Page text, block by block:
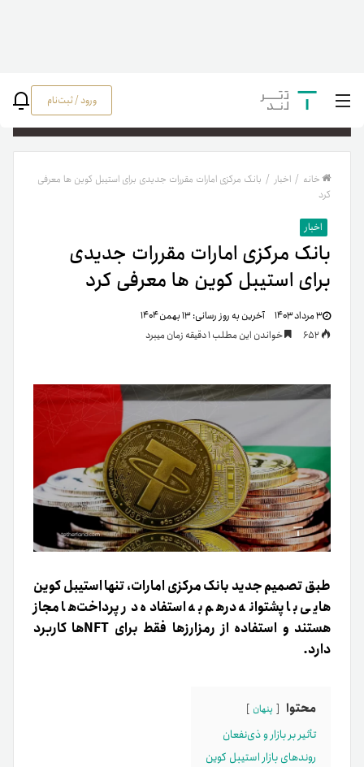
ورود / ثبت‌نام
خانه / اخبار / بانک مرکزی امارات مقررات جدیدی برای استیبل کوین ها معرفی
کرد
اخبار
بانک مرکزی امارات مقررات جدیدی
برای استیبل کوین ها معرفی کرد
۳ مرداد ۱۴۰۳ آخرین به روز رسانی:۱۳ بهمن ۱۴۰۴
خواندن این مطلب 1 دقیقه زمان میبرد
طبق تصمیم جدید بانک مرکزی امارات، تنها استیبل کوین
هایی با پشتوانه درهم به استفاده در پرداخت‌ها مجاز
هستند و استفاده از رمزارزها فقط برای NFTها کاربرد
دارد.
محتوا پنهان
تأثیر بر بازار و ذی‌نفعان
روندهای بازار استیبل کوین